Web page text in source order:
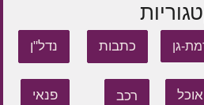
גן כתבות נדל"ן
אוכל רכב פנאי